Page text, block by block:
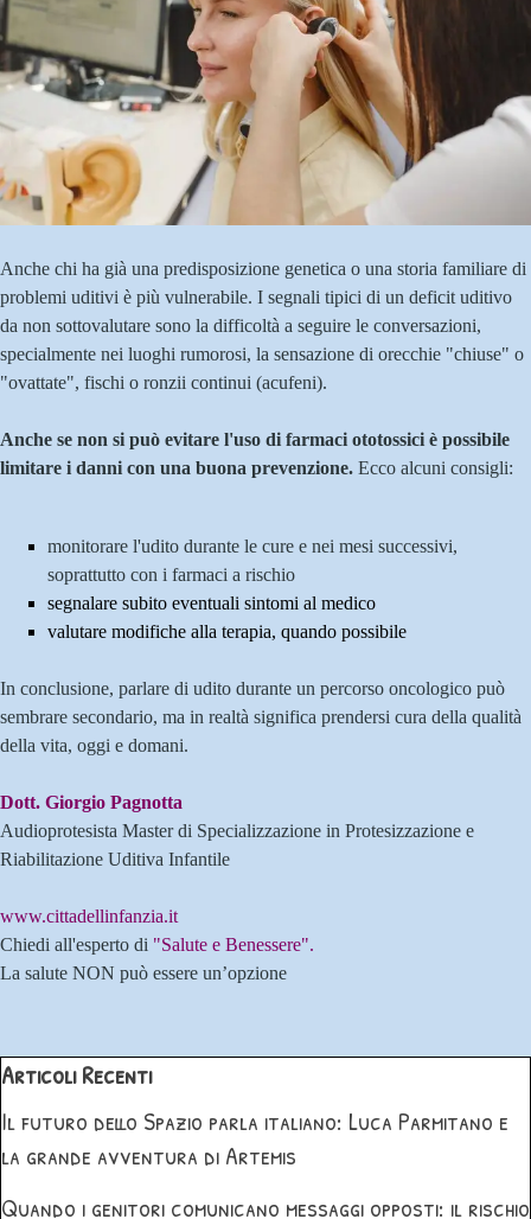
Anche chi ha già una predisposizione genetica o una storia familiare di
problemi uditivi è più vulnerabile. I segnali tipici di un deficit uditivo
da non sottovalutare sono la difficoltà a seguire le conversazioni,
specialmente nei luoghi rumorosi, la sensazione di orecchie "chiuse" o
"ovattate", fischi o ronzii continui (acufeni).
Anche se non si può evitare l'uso di farmaci ototossici è possibile
limitare i danni con una buona prevenzione. Ecco alcuni consigli:
monitorare l'udito durante le cure e nei mesi successivi,
soprattutto con i farmaci a rischio
segnalare subito eventuali sintomi al medico
valutare modifiche alla terapia, quando possibile
In conclusione, parlare di udito durante un percorso oncologico può
sembrare secondario, ma in realtà significa prendersi cura della qualità
della vita, oggi e domani.
Dott. Giorgio Pagnotta
Audioprotesista Master di Specializzazione in Protesizzazione e
Riabilitazione Uditiva Infantile
www.cittadellinfanzia.it
Chiedi all'esperto di "Salute e Benessere".
La salute NON può essere un’opzione
Salta blocco Articoli Recenti
Articoli Recenti
Il futuro dello Spazio parla italiano: Luca Parmitano e
la grande avventura di Artemis
Quando i genitori comunicano messaggi opposti: il rischio